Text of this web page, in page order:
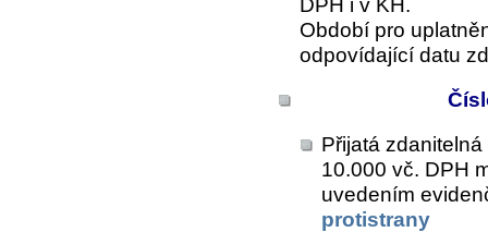
DPH i v KH.
Období pro
odpovídající datu
Přijatá
10.000 vč. DPH
uvedením
protistrany